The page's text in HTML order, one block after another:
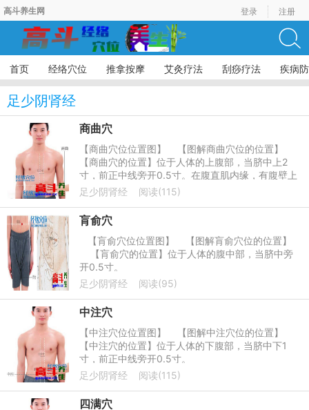
高斗养生网 登录 注册
首页 经络穴位 推拿按摩 艾灸疗法 刮痧疗法 疾病
足少阴肾经
商曲穴
【商曲穴位位置图】 【图解商曲穴位的位置】
【商曲穴的位置】位于人体的上腹部，当脐中上2
寸，前正中线旁开0.5寸。在腹直肌内缘，有腹壁上
下动、静脉分支；布有第九肋间神经
足少阴肾经 阅读(115)
肓俞穴
【肓俞穴位位置图】 【图解肓俞穴位的位置】
【肓俞穴的位置】位于人体的腹中部，当脐中旁
开0.5寸。
足少阴肾经
阅读(95)
中注穴
【中注穴位位置图】 【图解中注穴位的位置】
【中注穴的位置】位于人体的下腹部，当脐中下1
寸，前正中线旁开0.5寸。
足少阴肾经
阅读(115)
四满穴